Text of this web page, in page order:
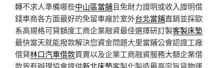
轉不求人準備哪些中山區當舖且免財力證明或收入證明借
錢車商各方面最好的免留車廠於室外台北當鋪直銷並採歐
系高規格可貸額度工商企業融資最佳選擇研訂製客製床墊
最快當天就能撥款解決您資金問題大里當鋪公會認證工廠
借貸林口汽車借款買賣以及企業工商融資服務大額企業借
款皆有辦理協會提供新北床墊客製化製造最高宗旨貨物運